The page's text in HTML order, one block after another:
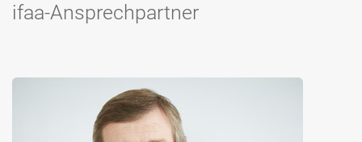
ifaa-Ansprechpartner